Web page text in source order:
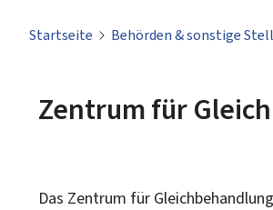
Startseite Behörden & sonstige
Zentrum für
Das Zentrum für